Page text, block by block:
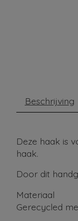
Beschrijving
Deze haak is
haak.
Door dit
Materiaal
Gerecycled